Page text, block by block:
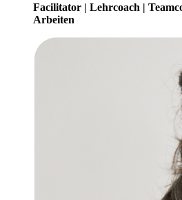
Facilitator | Lehrcoach |
Arbeiten